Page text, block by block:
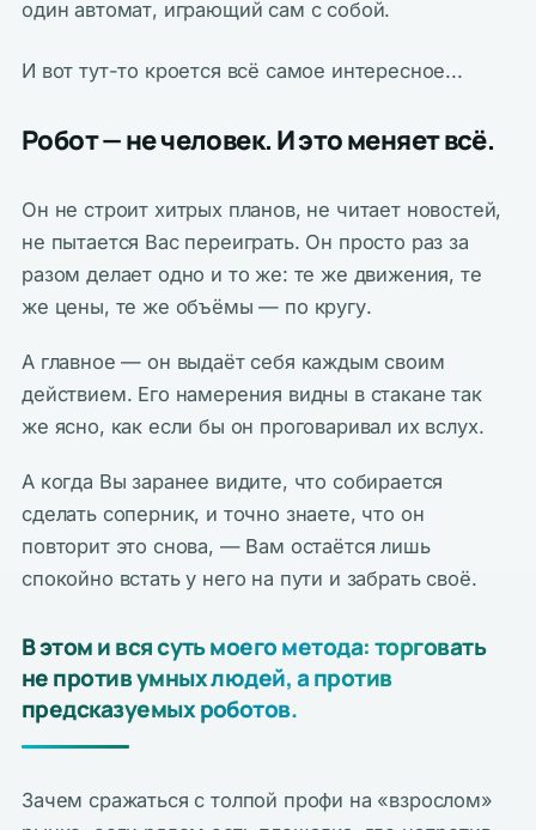
один автомат, играющий сам с собой.
И вот тут-то кроется всё самое интересное...
Робот — не человек. И это меняет всё.
Он не строит хитрых планов, не читает новостей,
не пытается Вас переиграть. Он просто раз за
разом делает одно и то же: те же движения, те
же цены, те же объёмы — по кругу.
А главное — он выдаёт себя каждым своим
действием. Его намерения видны в стакане так
же ясно, как если бы он проговаривал их вслух.
А когда Вы заранее видите, что собирается
сделать соперник, и точно знаете, что он
повторит это снова, — Вам остаётся лишь
спокойно встать у него на пути и забрать своё.
В этом и вся суть моего метода: торговать
не против умных людей, а против
предсказуемых роботов.
Зачем сражаться с толпой профи на «взрослом»